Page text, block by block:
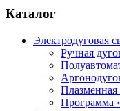
Каталог
Электродуговая
Ручная
Плазменная
Программа